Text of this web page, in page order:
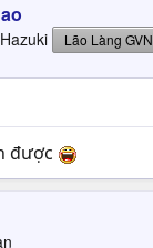
Lão Làng GVN
được